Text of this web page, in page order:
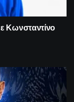
Κωνσταντίνο